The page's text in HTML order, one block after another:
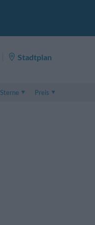
Stadtplan
Sterne
Preis